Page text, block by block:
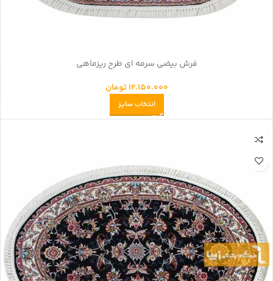
فرش بیضی سرمه ای طرح ریزماهی
12.150.000 تومان
انتخاب سایز